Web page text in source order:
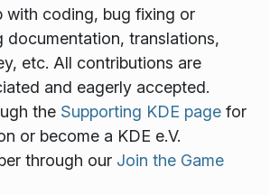
with coding, bug fixing or
documentation, translations,
etc. All contributions are
and eagerly accepted.
the Supporting KDE pagefor
or become a KDE e.V.
through our Join the Game